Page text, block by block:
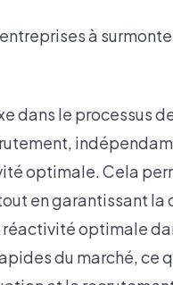
à
dans le processus
optimale. Cela
en garantissant
optimale
du marché, ce